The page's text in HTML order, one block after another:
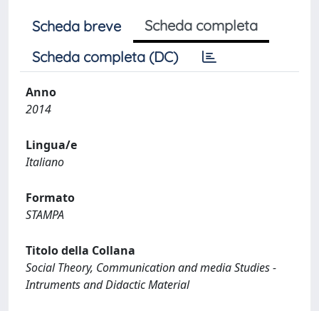
Scheda breve
Scheda completa
Scheda completa (DC)
Anno
2014
Lingua/e
Italiano
Formato
STAMPA
Titolo della Collana
Social Theory, Communication and media Studies -
Intruments and Didactic Material